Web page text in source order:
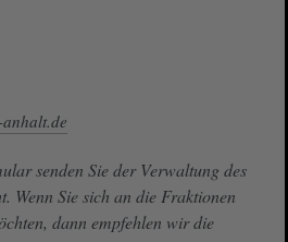
senden Sie der Verwaltung des
Wenn Sie sich an die Fraktionen
dann empfehlen wir die